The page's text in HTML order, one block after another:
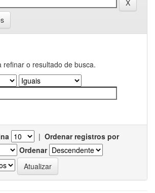
refinar o resultado de busca.
| Ordenar registros por
Ordenar